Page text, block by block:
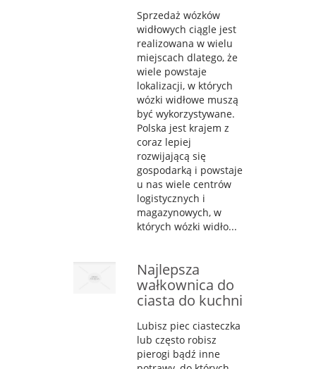
Sprzedaż wózków
widłowych ciągle jest
realizowana w wielu
miejscach dlatego, że
wiele powstaje
lokalizacji, w których
wózki widłowe muszą
być wykorzystywane.
Polska jest krajem z
coraz lepiej
rozwijającą się
gospodarką i powstaje
u nas wiele centrów
logistycznych i
magazynowych, w
których wózki widło...
Najlepsza
wałkownica do
ciasta do kuchni
Lubisz piec ciasteczka
lub często robisz
pierogi bądź inne